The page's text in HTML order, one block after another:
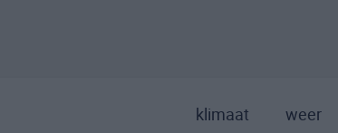
klimaat weer